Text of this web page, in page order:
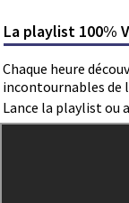
La playlist 100%
Chaque heure
incontournables de
Lance la playlist ou